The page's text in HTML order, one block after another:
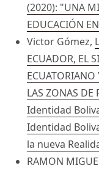
(2020): "UNA
EDUCACIÓN
Victor Gómez,
ECUADOR, EL
ECUATORIANO
LAS ZONAS DE
Identidad
Identidad
la nueva
RAMON